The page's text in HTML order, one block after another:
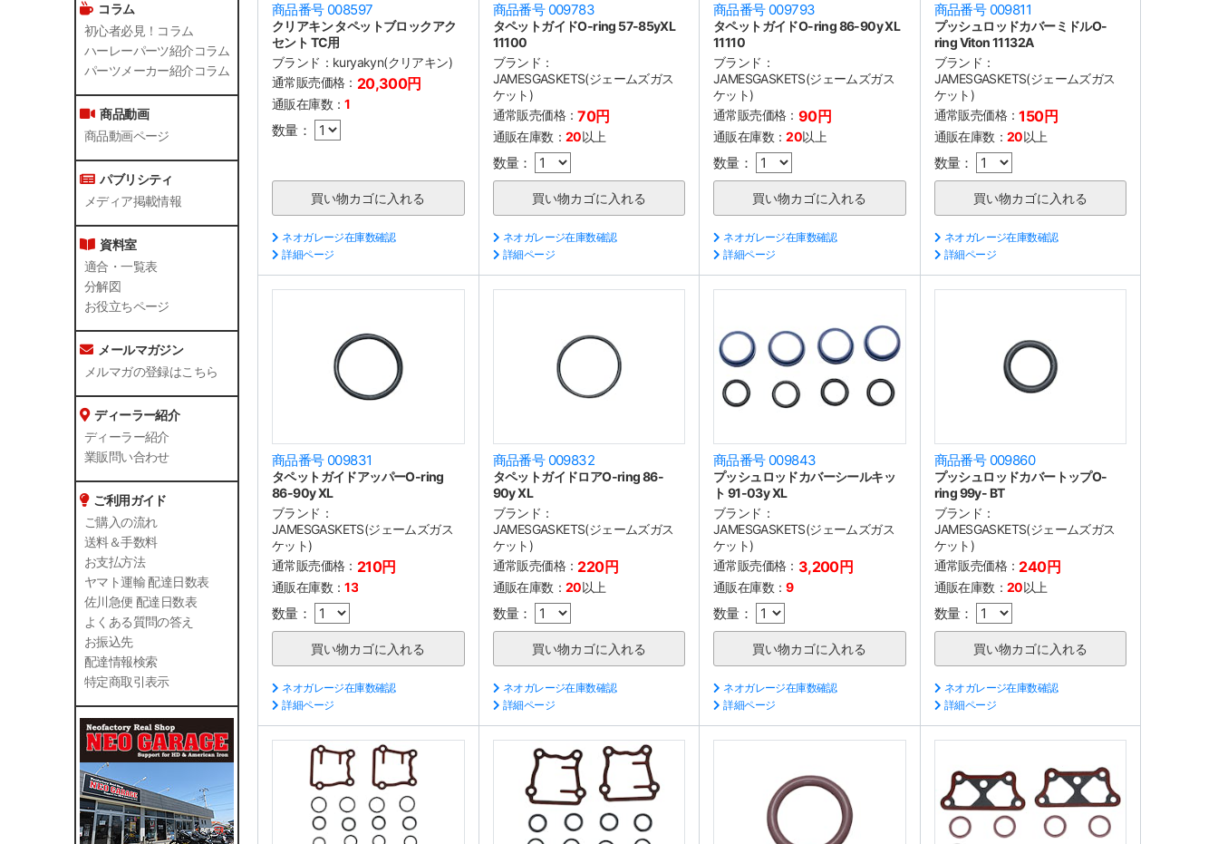
コラム
初心者必見！コラム
ハーレーパーツ紹介コラム
パーツメーカー紹介コラム
商品動画
商品動画ページ
パブリシティ
メディア掲載情報
資料室
適合・一覧表
分解図
お役立ちページ
メールマガジン
メルマガの登録はこちら
ディーラー紹介
ディーラー紹介
業販問い合わせ
ご利用ガイド
ご購入の流れ
送料＆手数料
お支払方法
ヤマト運輸 配達日数表
佐川急便 配達日数表
よくある質問の答え
お振込先
配達情報検索
特定商取引表示
商品番号 008597
クリアキン タペットブロックアク
セント TC用
ブランド： kuryakyn(クリアキン)
通常販売価格： 20,300円
通販在庫数：1
数量：
ネオガレージ在庫数確認
詳細ページ
商品番号 009783
タペットガイドO-ring 57-85yXL
11100
ブランド：
JAMESGASKETS(ジェームズガス
ケット)
通常販売価格：70円
通販在庫数： 20以上
数量：
ネオガレージ在庫数確認
詳細ページ
商品番号 009793
タペットガイドO-ring 86-90y XL
11110
ブランド：
JAMESGASKETS(ジェームズガス
ケット)
通常販売価格： 90円
通販在庫数：20以上
数量：
ネオガレージ在庫数確認
詳細ページ
商品番号 009811
プッシュロッドカバーミドルO-
ring Viton 11132A
ブランド：
JAMESGASKETS(ジェームズガス
ケット)
通常販売価格：150円
通販在庫数： 20以上
数量：
ネオガレージ在庫数確認
詳細ページ
商品番号 009831
タペットガイドアッパーO-ring
86-90y XL
ブランド：
JAMESGASKETS(ジェームズガス
ケット)
通常販売価格： 210円
通販在庫数：13
数量：
ネオガレージ在庫数確認
詳細ページ
商品番号 009832
タペットガイドロアO-ring 86-
90y XL
ブランド：
JAMESGASKETS(ジェームズガス
ケット)
通常販売価格： 220円
通販在庫数： 20以上
数量：
ネオガレージ在庫数確認
詳細ページ
商品番号 009843
プッシュロッドカバーシールキッ
ト 91-03y XL
ブランド：
JAMESGASKETS(ジェームズガス
ケット)
通常販売価格： 3,200円
通販在庫数：9
数量：
ネオガレージ在庫数確認
詳細ページ
商品番号 009860
プッシュロッドカバートップO-
ring 99y- BT
ブランド：
JAMESGASKETS(ジェームズガス
ケット)
通常販売価格： 240円
通販在庫数： 20以上
数量：
ネオガレージ在庫数確認
詳細ページ